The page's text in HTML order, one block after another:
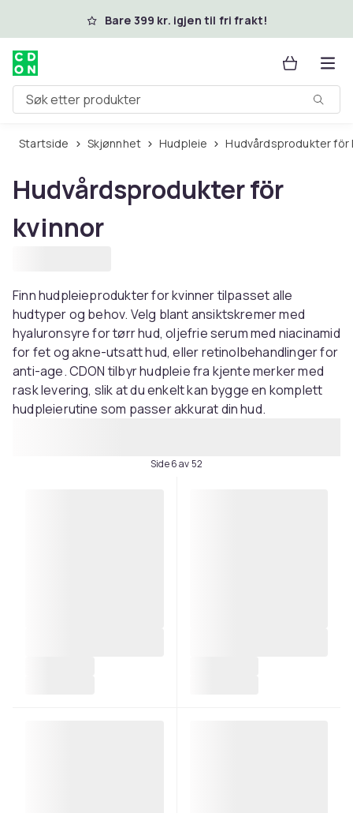
Hopp til hovedinnholdBare 399 kr. igjen til fri frakt!
Søk etter produkter
Startside Skjønnhet Hudpleie Hudvårdsprodukter för
Hudvårdsprodukter för
kvinnor
Finn hudpleieprodukter for kvinner tilpasset alle
hudtyper og behov. Velg blant ansiktskremer med
hyaluronsyre for tørr hud, oljefrie serum med niacinamid
for fet og akne-utsatt hud, eller retinolbehandlinger for
anti-age. CDON tilbyr hudpleie fra kjente merker med
rask levering, slik at du enkelt kan bygge en komplett
hudpleierutine som passer akkurat din hud.
Side 6 av 52